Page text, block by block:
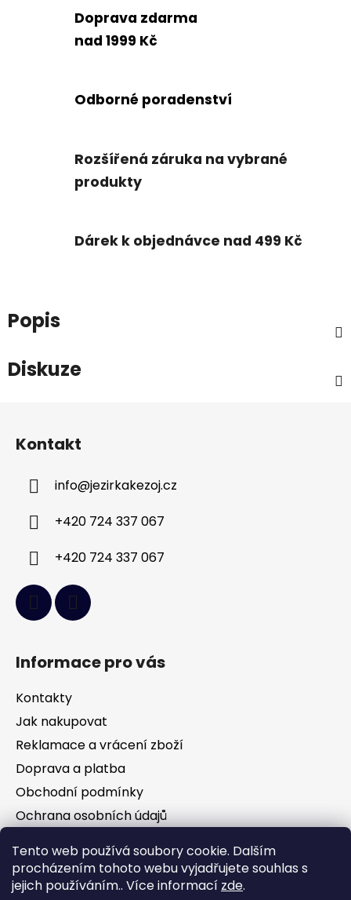
Tento web používá soubory cookie. Dalším
procházením tohoto webu vyjadřujete souhlas s
jejich používáním.. Více informací zde.
Doprava zdarma
nad 1999 Kč
Odborné poradenství
Rozšířená záruka na vybrané
produkty
Dárek k objednávce nad 499 Kč
Popis
Diskuze
Kontakt
info@jezirkakezoj.cz
+420 724 337 067
+420 724 337 067
Informace pro vás
Kontakty
Jak nakupovat
Reklamace a vrácení zboží
Doprava a platba
Obchodní podmínky
Ochrana osobních údajů
Facebook